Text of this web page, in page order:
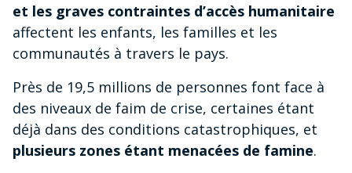
et les graves contraintes d’accès humanitaire
affectent les enfants, les familles et les
communautés à travers le pays.
Près de 19,5 millions de personnes font face à
des niveaux de faim de crise, certaines étant
déjà dans des conditions catastrophiques, et
plusieurs zones étant menacées de famine.